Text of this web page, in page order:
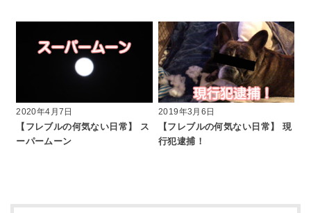
2020年4月7日
【フレブルの何気ない日常】 ス
ーパームーン
2019年3月6日
【フレブルの何気ない日常】 現
行犯逮捕！